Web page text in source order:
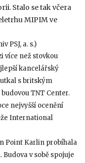
Stalo se tak včera
MIPIM ve
více než stovkou
kancelářský
s britským
TNT Center.
nejvyšší ocenění
International
Point Karlin probíhala
v sobě spojuje